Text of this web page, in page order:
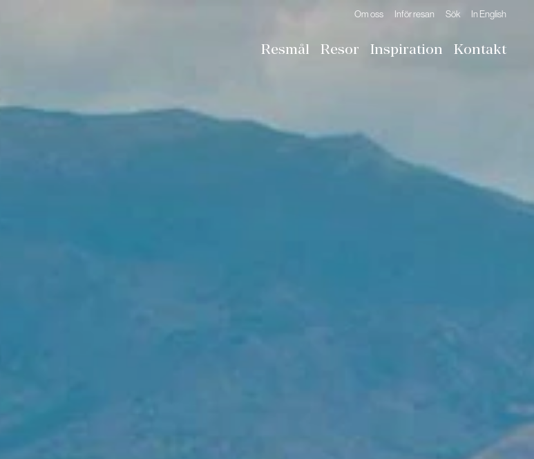
Om oss Inför resan Sök In English
Resmål Resor Inspiration Kontakt